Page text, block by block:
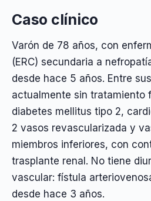
Caso clínico
Varón de 78 años, con
(ERC) secundaria a
desde hace 5 años. Entre
actualmente sin tratamiento
diabetes mellitus tipo 2,
2 vasos revascularizada y
miembros inferiores, con
trasplante renal. No tiene
vascular: fístula
desde hace 3 años.